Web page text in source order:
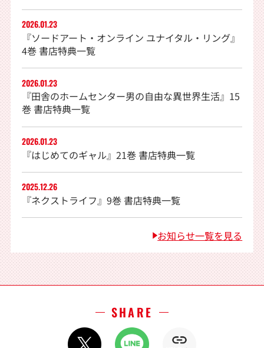
2026.01.23
『ソードアート・オンライン ユナイタル・リング』
4巻 書店特典一覧
2026.01.23
『田舎のホームセンター男の自由な異世界生活』15
巻 書店特典一覧
2026.01.23
『はじめてのギャル』21巻 書店特典一覧
2025.12.26
『ネクストライフ』9巻 書店特典一覧
お知らせ一覧を見る
SHARE